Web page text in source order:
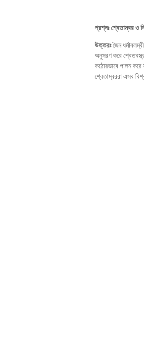
প্রশ্নঃ শ্বেতাম্বর ও
উত্তরঃজৈন
অনুসরণ করে
কঠোরভাবে পালন করে
শ্বেতাম্বররা এসব